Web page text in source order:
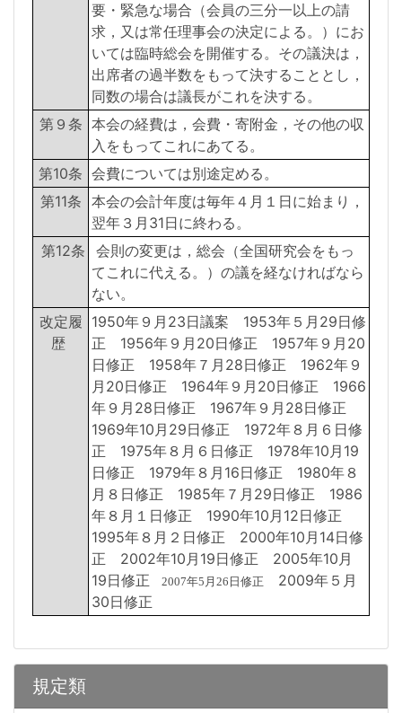
要・緊急な場合（会員の三分一以上の請
求，又は常任理事会の決定による。）にお
いては臨時総会を開催する。その議決は，
出席者の過半数をもって決することとし，
同数の場合は議長がこれを決する。
第９条 本会の経費は，会費・寄附金，その他の収
入をもってこれにあてる。
第10条 会費については別途定める。
第11条 本会の会計年度は毎年４月１日に始まり，
翌年３月31日に終わる。
第12条
会則の変更は，総会（全国研究会をもっ
てこれに代える。）の議を経なければなら
ない。
改定履
歴
1950年９月23日議案 1953年５月29日修
正 1956年９月20日修正 1957年９月20
日修正 1958年７月28日修正 1962年９
月20日修正 1964年９月20日修正 1966
年９月28日修正 1967年９月28日修正
1969年10月29日修正 1972年８月６日修
正 1975年８月６日修正 1978年10月19
日修正 1979年８月16日修正 1980年８
月８日修正 1985年７月29日修正 1986
年８月１日修正 1990年10月12日修正
1995年８月２日修正 2000年10月14日修
正 2002年10月19日修正 2005年10月
19日修正 2007年5月26日修正
2009年５月
30日修正
規定類